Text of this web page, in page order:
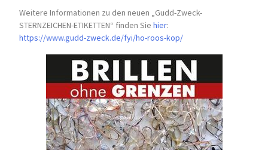
Weitere Informationen zu den neuen „Gudd-Zweck-
STERNZEICHEN-ETIKETTEN“ finden Siehier:
https://www.gudd-zweck.de/fyi/ho-roos-kop/